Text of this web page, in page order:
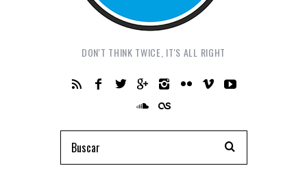
DON'T THINK TWICE, IT'S ALL RIGHT